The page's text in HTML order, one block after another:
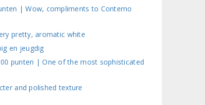
| Wow, compliments to Conterno
pretty, aromatic white
en jeugdig
punten | One of the most sophisticated
and polished texture